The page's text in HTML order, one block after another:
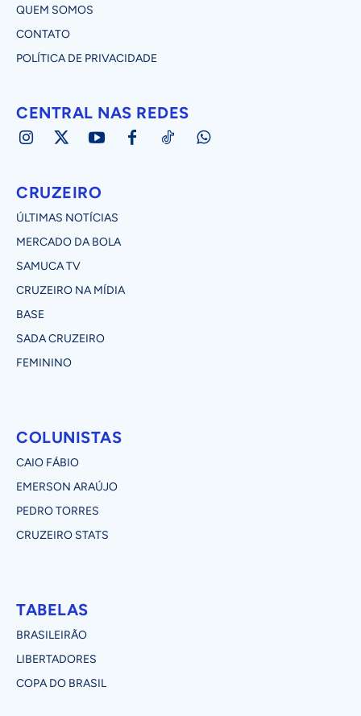
QUEM SOMOS
CONTATO
POLÍTICA DE PRIVACIDADE
CENTRAL NAS REDES
CRUZEIRO
ÚLTIMAS NOTÍCIAS
MERCADO DA BOLA
SAMUCA TV
CRUZEIRO NA MÍDIA
BASE
SADA CRUZEIRO
FEMININO
COLUNISTAS
CAIO FÁBIO
EMERSON ARAÚJO
PEDRO TORRES
CRUZEIRO STATS
TABELAS
BRASILEIRÃO
LIBERTADORES
COPA DO BRASIL